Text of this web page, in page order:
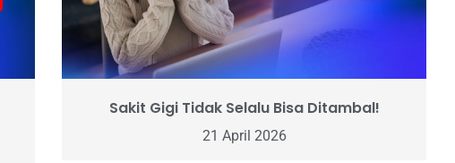
Sakit Gigi Tidak Selalu Bisa Ditambal!
21 April 2026